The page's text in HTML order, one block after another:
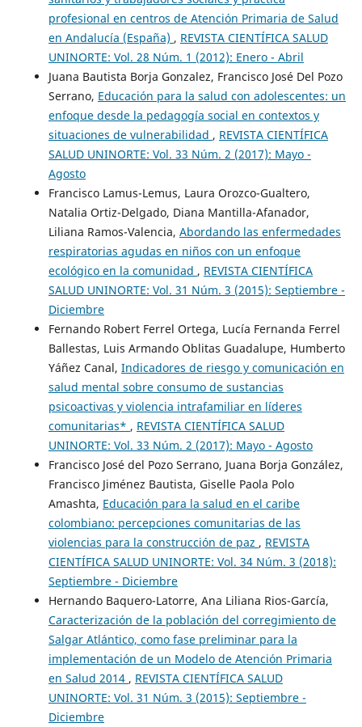
profesional en centros de Atención Primaria de Salud
en Andalucía (España) , REVISTA CIENTÍFICA SALUD
UNINORTE: Vol. 28 Núm. 1 (2012): Enero - Abril
Juana Bautista Borja Gonzalez, Francisco José Del Pozo
Serrano, Educación para la salud con adolescentes: un
enfoque desde la pedagogía social en contextos y
situaciones de vulnerabilidad , REVISTA CIENTÍFICA
SALUD UNINORTE: Vol. 33 Núm. 2 (2017): Mayo -
Agosto
Francisco Lamus-Lemus, Laura Orozco-Gualtero,
Natalia Ortiz-Delgado, Diana Mantilla-Afanador,
Liliana Ramos-Valencia, Abordando las enfermedades
respiratorias agudas en niños con un enfoque
ecológico en la comunidad , REVISTA CIENTÍFICA
SALUD UNINORTE: Vol. 31 Núm. 3 (2015): Septiembre -
Diciembre
Fernando Robert Ferrel Ortega, Lucía Fernanda Ferrel
Ballestas, Luis Armando Oblitas Guadalupe, Humberto
Yáñez Canal, Indicadores de riesgo y comunicación en
salud mental sobre consumo de sustancias
psicoactivas y violencia intrafamiliar en líderes
comunitarias* , REVISTA CIENTÍFICA SALUD
UNINORTE: Vol. 33 Núm. 2 (2017): Mayo - Agosto
Francisco José del Pozo Serrano, Juana Borja González,
Francisco Jiménez Bautista, Giselle Paola Polo
Amashta, Educación para la salud en el caribe
colombiano: percepciones comunitarias de las
violencias para la construcción de paz , REVISTA
CIENTÍFICA SALUD UNINORTE: Vol. 34 Núm. 3 (2018):
Septiembre - Diciembre
Hernando Baquero-Latorre, Ana Liliana Rios-García,
Caracterización de la población del corregimiento de
Salgar Atlántico, como fase preliminar para la
implementación de un Modelo de Atención Primaria
en Salud 2014 , REVISTA CIENTÍFICA SALUD
UNINORTE: Vol. 31 Núm. 3 (2015): Septiembre -
Diciembre